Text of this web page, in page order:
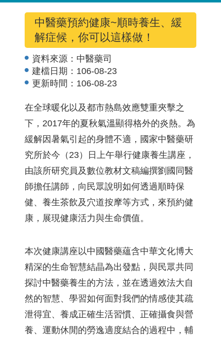
中醫藥預約健康~順時養生、緩
解症候，你可以這樣做！
資料來源： 中醫藥司
建檔日期： 106-08-23
更新時間： 106-08-23
在全球暖化以及都市熱島效應雙重夾擊之
下，2017年的夏秋氣溫顯得格外的炎熱。為
緩解因暑氣引起的身體不適，國家中醫藥研
究所於今（23）日上午舉行健康養生講座，
由該所研究員及數位教材文稿編撰劉國同醫
師擔任講師，向民眾說明如何透過順時保
健、養生茶飲及穴道按摩等方式，來預約健
康，展現健康活力與生命價值。
本次健康講座以中國醫藥蘊含中華文化博大
精深的生命智慧結晶為出發點，與民眾共同
探討中醫藥養生的方法，並在透過效法大自
然的智慧、學習如何面對我們的情感使其疏
泄得宜、養成正確生活習慣、正確攝食與營
養、運動休閒的勞逸適度結合的過程中，輔